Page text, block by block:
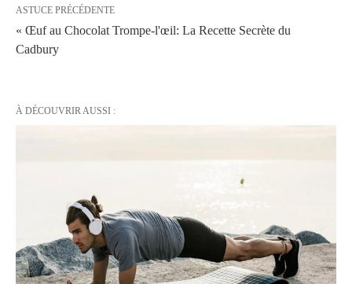
ASTUCE PRÉCÉDENTE
« Œuf au Chocolat Trompe-l'œil: La Recette Secrète du
Cadbury
À DÉCOUVRIR AUSSI :